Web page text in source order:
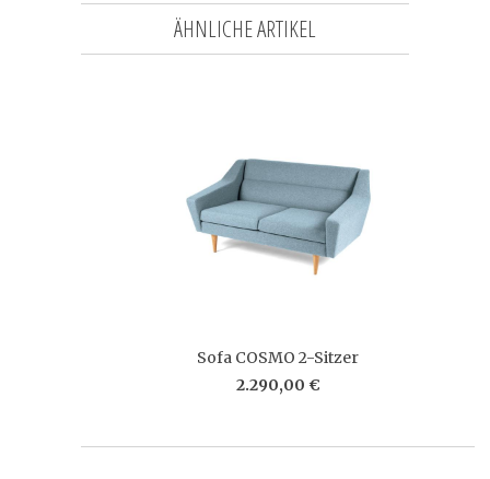
ÄHNLICHE ARTIKEL
Sofa COSMO 2-Sitzer
2.290,00 €